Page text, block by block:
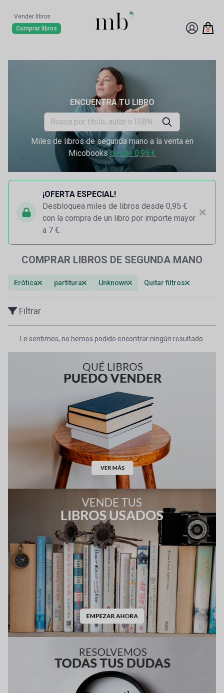
Vender libros
Comprar libros
0
ENCUENTRA TU LIBRO
Miles de libros de segunda mano a la venta en
Micobooksdesde 0,95 €
¡OFERTA ESPECIAL!
Desbloquea miles de libros desde 0,95 €
con la compra de un libro por importe mayor
a 7 €.
COMPRAR LIBROS DE SEGUNDA MANO
Erótica partitura Unknown Quitar filtros
Filtrar
Lo sentimos, no hemos podido encontrar ningún resultado.